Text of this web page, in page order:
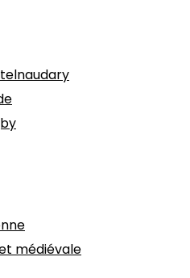
médiévale